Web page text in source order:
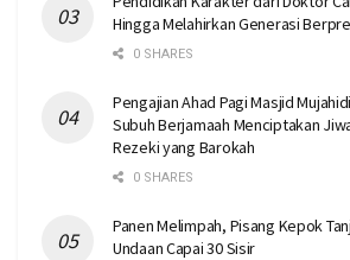
Hingga Melahirkan Generasi
0 SHARES
Pengajian Ahad Pagi Masjid
Subuh Berjamaah Menciptakan
Rezeki yang Barokah
0 SHARES
Panen Melimpah, Pisang Kepok
Undaan Capai 30 Sisir